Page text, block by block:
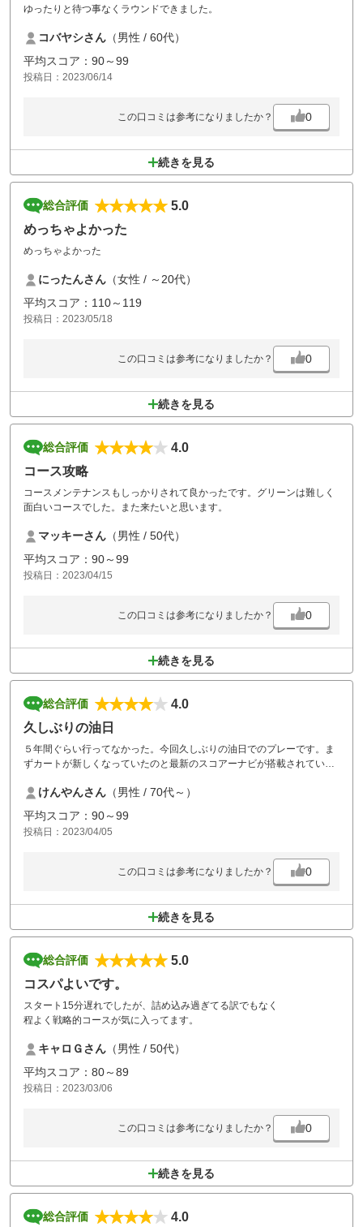
ゆったりと待つ事なくラウンドできました。
コバヤシさん （男性 / 60代）
平均スコア：90～99
投稿日：2023/06/14
この口コミは参考になりましたか？ 0
続きを見る
総合評価
5.0
めっちゃよかった
めっちゃよかった
にったんさん （女性 / ～20代）
平均スコア：110～119
投稿日：2023/05/18
この口コミは参考になりましたか？ 0
続きを見る
総合評価
4.0
コース攻略
コースメンテナンスもしっかりされて良かったです。グリーンは難しく
面白いコースでした。また来たいと思います。
マッキーさん （男性 / 50代）
平均スコア：90～99
投稿日：2023/04/15
この口コミは参考になりましたか？ 0
続きを見る
総合評価
4.0
久しぶりの油日
５年間ぐらい行ってなかった。今回久しぶりの油日でのプレーです。ま
ずカートが新しくなっていたのと最新のスコアーナビが搭載されてい
くグリーンも早く面白い。また機会があれば行きたいゴルフ場です。
けんやんさん （男性 / 70代～）
平均スコア：90～99
投稿日：2023/04/05
この口コミは参考になりましたか？ 0
続きを見る
総合評価
5.0
コスパよいです。
スタート15分遅れでしたが、詰め込み過ぎてる訳でもなく
程よく戦略的コースが気に入ってます。
キャロＧさん （男性 / 50代）
平均スコア：80～89
投稿日：2023/03/06
この口コミは参考になりましたか？ 0
続きを見る
総合評価
4.0